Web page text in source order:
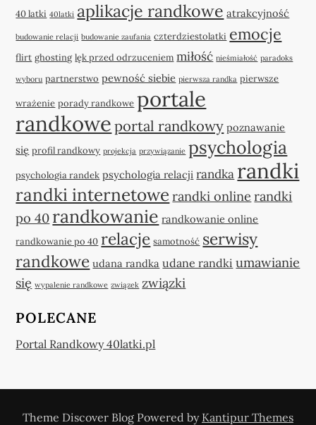
40 latki 40latki aplikacje randkowe atrakcyjność
budowanie relacji budowanie zaufania czterdziestolatki emocje
flirt ghosting lęk przed odrzuceniem miłość nieśmiałość paradoks
wyboru partnerstwo pewność siebie pierwsza randka pierwsze
wrażenie porady randkowe portale
randkowe portal randkowy poznawanie
się profil randkowy projekcja przywiązanie psychologia
psychologia randek psychologia relacji randka randki
randki internetowe randki online randki
po 40 randkowanie randkowanie online
randkowanie po 40 relacje samotność serwisy
randkowe udana randka udane randki umawianie
się wypalenie randkowe związek związki
POLECANE
Portal Randkowy 40latki.pl
Theme Discover Blog Powered by Kantipur Themes